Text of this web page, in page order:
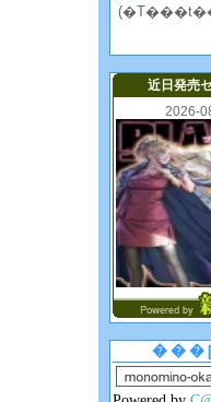
近日発売
2026-